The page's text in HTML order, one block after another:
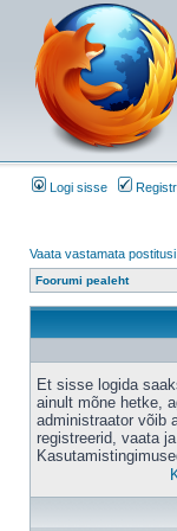
Logi sisse
Vaata vastamata postitusi
Foorumi pealeht
Et sisse logida
ainult mõne hetke,
administraator võib
registreerid, vaata